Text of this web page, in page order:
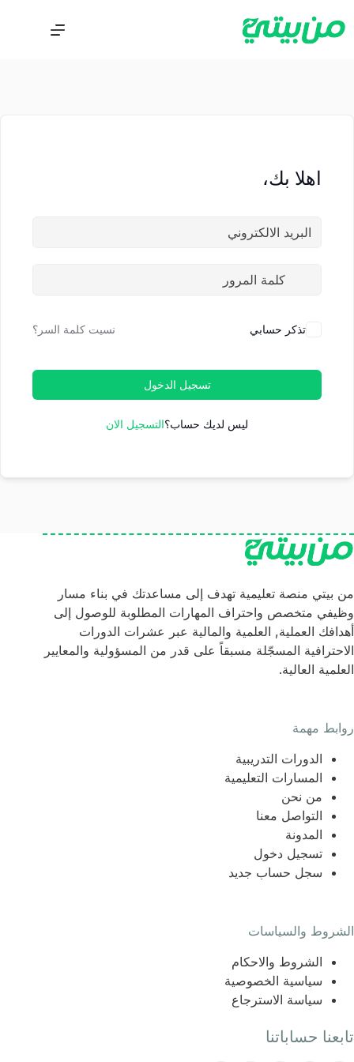
اهلا بك،
تذكر حسابي نسيت كلمة السر؟
تسجيل الدخول
ليس لديك حساب؟التسجيل الان
من بيتي منصة تعليمية تهدف إلى مساعدتك في بناء مسار
وظيفي متخصص واحتراف المهارات المطلوبة للوصول إلى
أهدافك العملية, العلمية والمالية عبر عشرات الدورات
الاحترافية المسجّلة مسبقاً على قدر من المسؤولية والمعايير
العلمية العالية.
روابط مهمة
الدورات التدريبية
المسارات التعليمية
من نحن
التواصل معنا
المدونة
تسجيل دخول
سجل حساب جديد
الشروط والسياسات
الشروط والاحكام
سياسية الخصوصية
سياسة الاسترجاع
تابعنا حساباتنا